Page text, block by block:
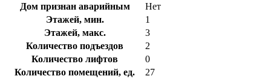
Дом признан аварийным
Нет
Этажей, мин.
1
Этажей, макс.
3
Количество подъездов
2
Количество лифтов
0
Количество помещений, ед.
27